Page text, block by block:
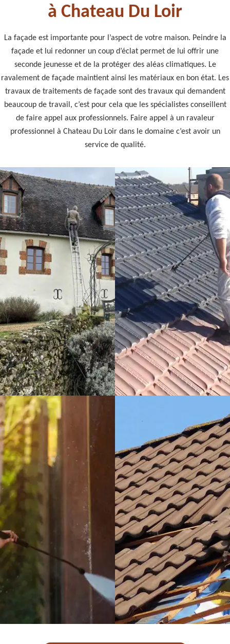
à Chateau Du Loir
La façade est importante pour l’aspect de votre maison. Peindre la
façade et lui redonner un coup d’éclat permet de lui offrir une
seconde jeunesse et de la protéger des aléas climatiques. Le
ravalement de façade maintient ainsi les matériaux en bon état. Les
travaux de traitements de façade sont des travaux qui demandent
beaucoup de travail, c’est pour cela que les spécialistes conseillent
de faire appel aux professionnels. Faire appel à un ravaleur
professionnel à Chateau Du Loir dans le domaine c’est avoir un
service de qualité.